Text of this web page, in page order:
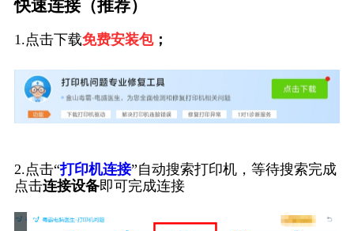
快速连接（推荐）
1.点击下载免费安装包；
2.点击“打印机连接”自动搜索打印机，等待搜索完成
点击连接设备即可完成连接